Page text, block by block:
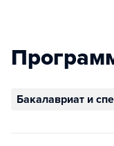
Бакалавриат и